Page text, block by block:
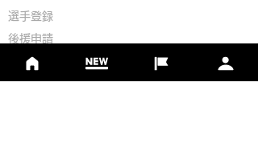
選手登録​
​後援申請
​イベント依頼
プライバシーポリシー